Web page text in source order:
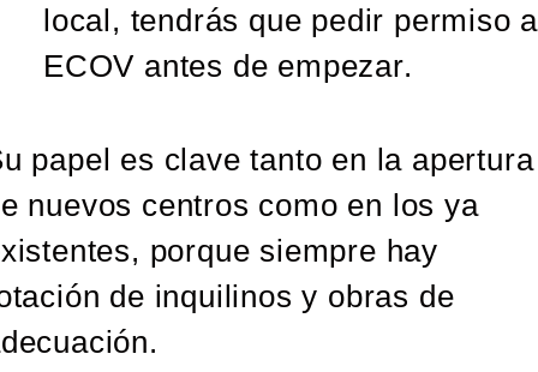
local, tendrás que pedir permiso
ECOV antes de empezar.
papel es clave tanto en la apertura
nuevos centros como en los ya
porque siempre hay
de inquilinos y obras de